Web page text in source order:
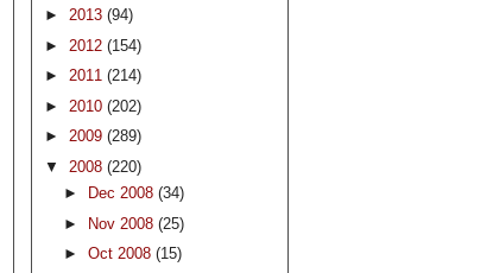
► 2013 (94)
► 2012 (154)
► 2011 (214)
► 2010 (202)
► 2009 (289)
▼ 2008 (220)
►
Dec 2008 (34)
► Nov 2008 (25)
► Oct 2008 (15)